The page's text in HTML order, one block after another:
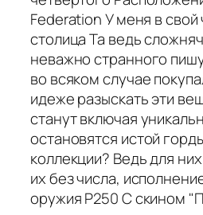
Federation У меня в
столица Та ведь
неважно странного
во всяком случае
идеже разыскать эти
станут включая
остановятся истой
коллекции? Ведь для
их без числа,
оружия P250 С скином